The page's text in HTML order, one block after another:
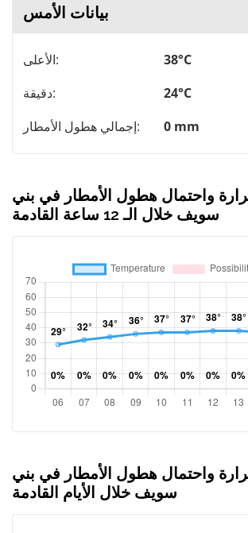
بيانات الأمس
الأعلى:
38°C
دقيقة:
24°C
إجمالي هطول الأمطار:
0 mm
واحتمال هطول الأمطار في بني
سويف خلال الـ 12 ساعة القادمة
واحتمال هطول الأمطار في بني
سويف خلال الأيام القادمة